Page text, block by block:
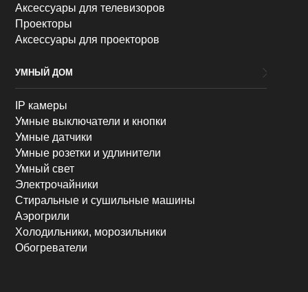
Аксессуары для телевизоров
Проекторы
Аксессуары для проекторов
УМНЫЙ ДОМ
IP камеры
Умные выключатели и кнопки
Умные датчики
Умные розетки и удлинители
Умный свет
Электрочайники
Стиральные и сушильные машины
Аэрогрили
Холодильники, морозильники
Обогреватели